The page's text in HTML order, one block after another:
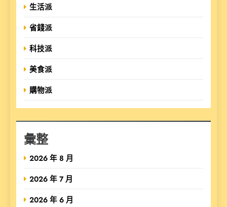
生活派
省錢派
科技派
美食派
購物派
彙整
2026 年 8 月
2026 年 7 月
2026 年 6 月